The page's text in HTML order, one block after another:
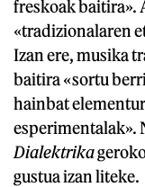
freskoak baitira».
«tradizionalaren
Izan ere, musika
baitira «sortu
hainbat
esperimentalak».
Dialektrika
gustua izan liteke.